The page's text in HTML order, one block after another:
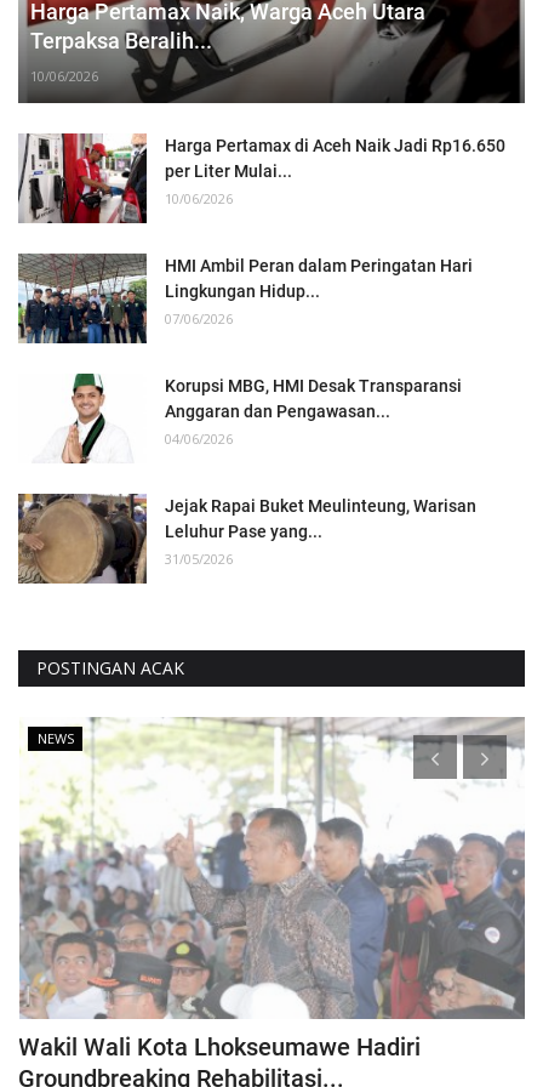
Harga Pertamax Naik, Warga Aceh Utara
Terpaksa Beralih...
10/06/2026
Harga Pertamax di Aceh Naik Jadi Rp16.650
per Liter Mulai...
10/06/2026
HMI Ambil Peran dalam Peringatan Hari
Lingkungan Hidup...
07/06/2026
Korupsi MBG, HMI Desak Transparansi
Anggaran dan Pengawasan...
04/06/2026
Jejak Rapai Buket Meulinteung, Warisan
Leluhur Pase yang...
31/05/2026
POSTINGAN ACAK
NEWS
Wakil Wali Kota Lhokseumawe Hadiri
Groundbreaking Rehabilitasi...